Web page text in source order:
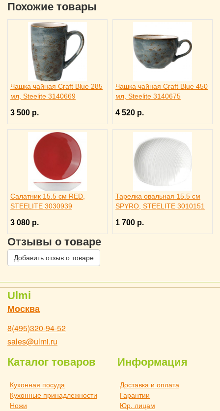
Похожие товары
Чашка чайная Craft Blue 285
мл, Steelite 3140669
3 500 р.
Чашка чайная Craft Blue 450
мл, Steelite 3140675
4 520 р.
Салатник 15.5 см RED,
STEELITE 3030939
3 080 р.
Тарелка овальная 15.5 см
SPYRO, STEELITE 3010151
1 700 р.
Отзывы о товаре
Добавить отзыв о товаре
Ulmi
Москва
8(495)320-94-52
sales@ulmi.ru
Каталог товаров
Кухонная посуда
Кухонные принадлежности
Ножи
Информация
Доставка и оплата
Гарантии
Юр. лицам